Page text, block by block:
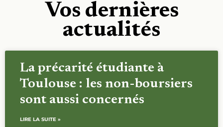
Vos dernières
actualités
La précarité étudiante à
Toulouse : les non-boursiers
sont aussi concernés
LIRE LA SUITE »